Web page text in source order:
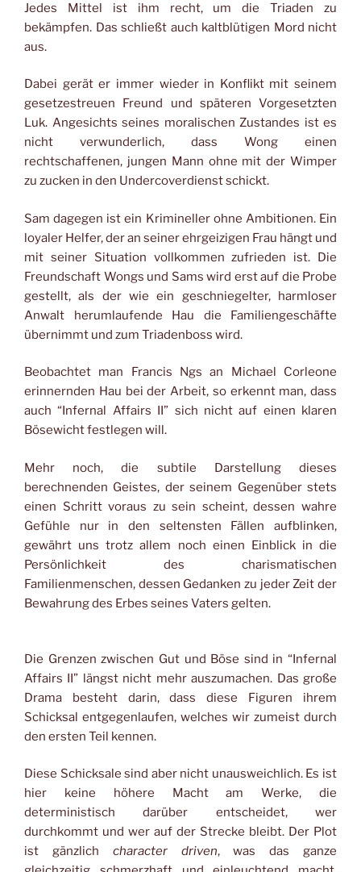
Jedes Mittel ist ihm recht, um die Triaden zu
bekämpfen. Das schließt auch kaltblütigen Mord nicht
aus.
Dabei gerät er immer wieder in Konflikt mit seinem
gesetzestreuen Freund und späteren Vorgesetzten
Luk. Angesichts seines moralischen Zustandes ist es
nicht verwunderlich, dass Wong einen
rechtschaffenen, jungen Mann ohne mit der Wimper
zu zucken in den Undercoverdienst schickt.
Sam dagegen ist ein Krimineller ohne Ambitionen. Ein
loyaler Helfer, der an seiner ehrgeizigen Frau hängt und
mit seiner Situation vollkommen zufrieden ist. Die
Freundschaft Wongs und Sams wird erst auf die Probe
gestellt, als der wie ein geschniegelter, harmloser
Anwalt herumlaufende Hau die Familiengeschäfte
übernimmt und zum Triadenboss wird.
Beobachtet man Francis Ngs an Michael Corleone
erinnernden Hau bei der Arbeit, so erkennt man, dass
auch “Infernal Affairs II” sich nicht auf einen klaren
Bösewicht festlegen will.
Mehr noch, die subtile Darstellung dieses
berechnenden Geistes, der seinem Gegenüber stets
einen Schritt voraus zu sein scheint, dessen wahre
Gefühle nur in den seltensten Fällen aufblinken,
gewährt uns trotz allem noch einen Einblick in die
Persönlichkeit des charismatischen
Familienmenschen, dessen Gedanken zu jeder Zeit der
Bewahrung des Erbes seines Vaters gelten.
Die Grenzen zwischen Gut und Böse sind in “Infernal
Affairs II” längst nicht mehr auszumachen. Das große
Drama besteht darin, dass diese Figuren ihrem
Schicksal entgegenlaufen, welches wir zumeist durch
den ersten Teil kennen.
Diese Schicksale sind aber nicht unausweichlich. Es ist
hier keine höhere Macht am Werke, die
deterministisch darüber entscheidet, wer
durchkommt und wer auf der Strecke bleibt. Der Plot
ist gänzlich character driven, was das ganze